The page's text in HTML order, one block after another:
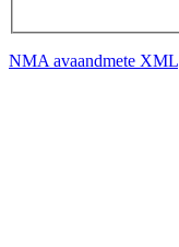
NMA avaandmete XML